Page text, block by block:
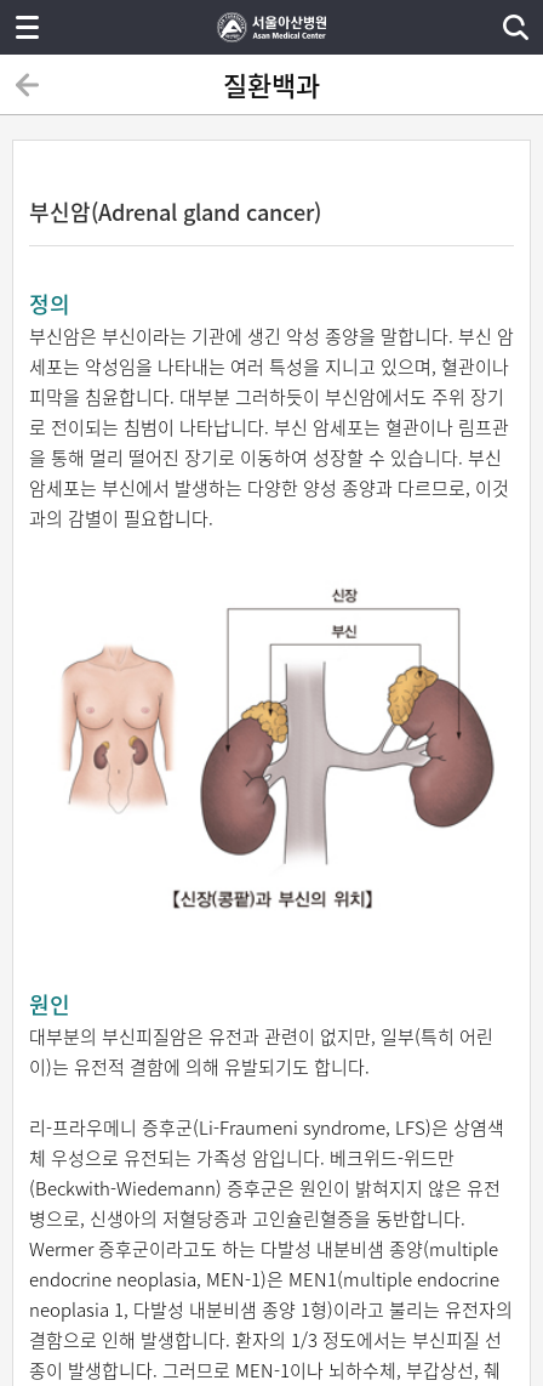
질환백과
부신암(Adrenal gland cancer)
정의
부신암은 부신이라는 기관에 생긴 악성 종양을 말합니다. 부신 암
세포는 악성임을 나타내는 여러 특성을 지니고 있으며, 혈관이나
피막을 침윤합니다. 대부분 그러하듯이 부신암에서도 주위 장기
로 전이되는 침범이 나타납니다. 부신 암세포는 혈관이나 림프관
을 통해 멀리 떨어진 장기로 이동하여 성장할 수 있습니다. 부신
암세포는 부신에서 발생하는 다양한 양성 종양과 다르므로, 이것
과의 감별이 필요합니다.
원인
대부분의 부신피질암은 유전과 관련이 없지만, 일부(특히 어린
이)는 유전적 결함에 의해 유발되기도 합니다.
리-프라우메니 증후군(Li-Fraumeni syndrome, LFS)은 상염색
체 우성으로 유전되는 가족성 암입니다. 베크위드-위드만
(Beckwith-Wiedemann) 증후군은 원인이 밝혀지지 않은 유전
병으로, 신생아의 저혈당증과 고인슐린혈증을 동반합니다.
Wermer 증후군이라고도 하는 다발성 내분비샘 종양(multiple
endocrine neoplasia, MEN-1)은 MEN1(multiple endocrine
neoplasia 1, 다발성 내분비샘 종양 1형)이라고 불리는 유전자의
결함으로 인해 발생합니다. 환자의 1/3 정도에서는 부신피질 선
종이 발생합니다. 그러므로 MEN-1이나 뇌하수체, 부갑상선, 췌